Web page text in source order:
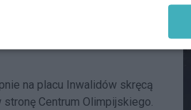
Konwiktorska będzie
godzinie 2:00.
na placu Inwalidów skręcą
Centrum Olimpijskiego.